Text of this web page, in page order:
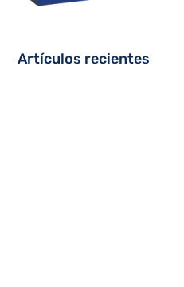
Artículos recientes